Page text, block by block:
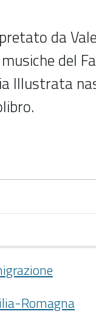
da
del
Illustrata
Romagna